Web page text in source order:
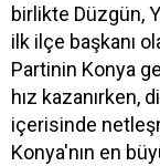
birlikte Düzgün,
ilk ilçe başkanı
Partinin Konya
hız kazanırken,
içerisinde
Konya'nın en